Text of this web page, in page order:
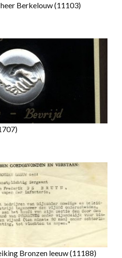
Berkelouw(11103)
Bronzen leeuw(11188)